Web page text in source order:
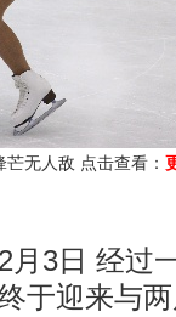
无人敌 点击查看：
3日 经过
于迎来与